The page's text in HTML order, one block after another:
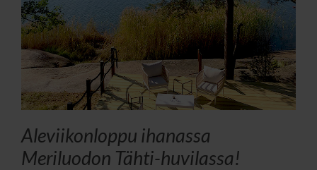
Aleviikonloppu ihanassa
Meriluodon Tähti-huvilassa!